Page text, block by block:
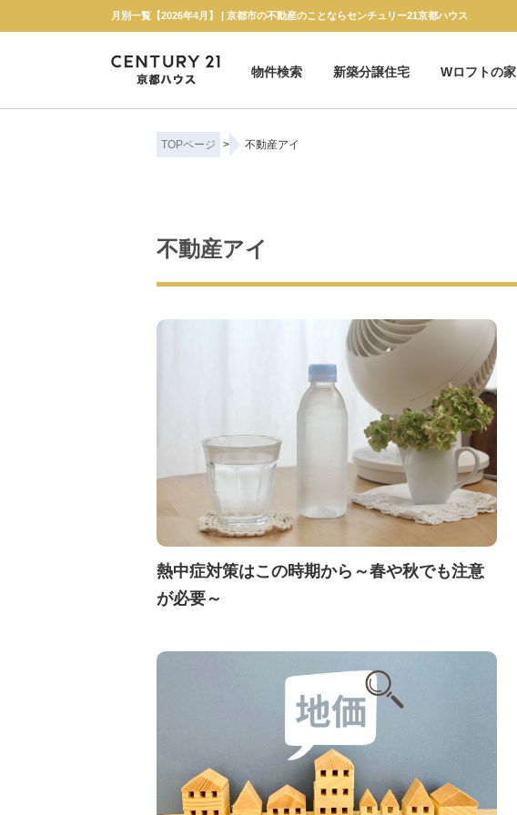
月別一覧【2026年4月】 | 京都市の不動産のことならセンチュリー21京都ハウス
物件検索
新築分譲住宅 Wロフトの家
TOPページ > 不動産アイ
不動産アイ
熱中症対策はこの時期から～春や秋でも注意
が必要～